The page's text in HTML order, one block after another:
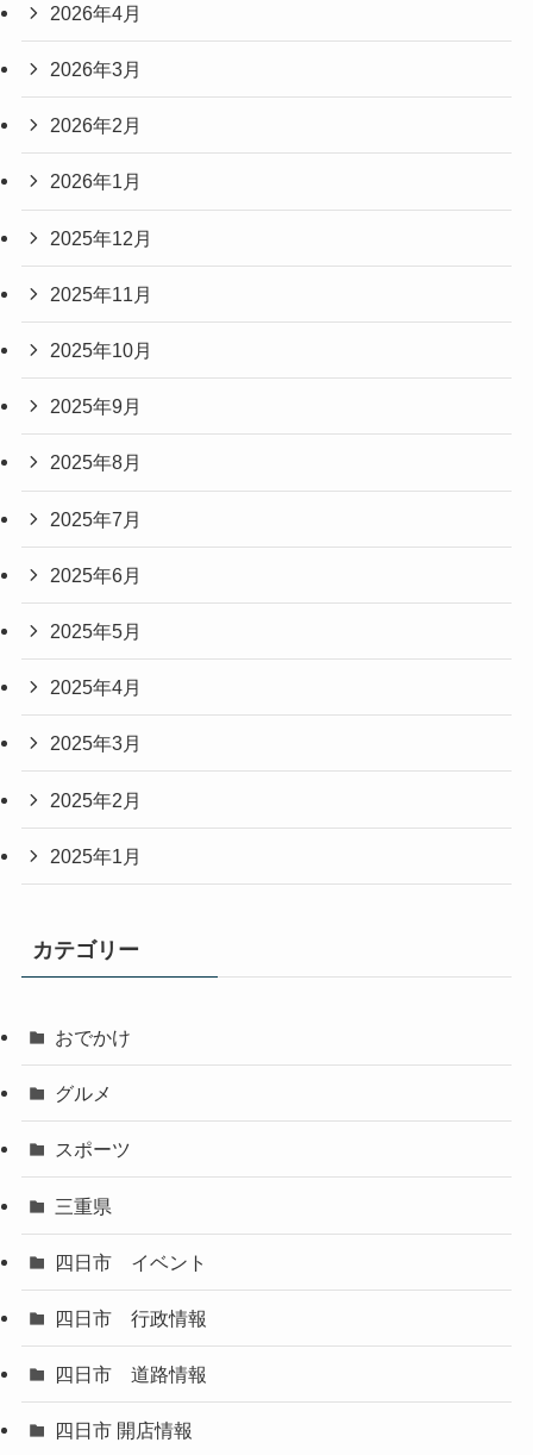
2026年4月
2026年3月
2026年2月
2026年1月
2025年12月
2025年11月
2025年10月
2025年9月
2025年8月
2025年7月
2025年6月
2025年5月
2025年4月
2025年3月
2025年2月
2025年1月
カテゴリー
おでかけ
グルメ
スポーツ
三重県
四日市 イベント
四日市 行政情報
四日市 道路情報
四日市 開店情報